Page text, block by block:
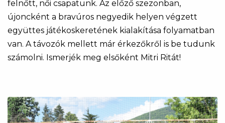
felnőtt, női csapatunk. Az előző szezonban,
újoncként a bravúros negyedik helyen végzett
együttes játékoskeretének kialakítása folyamatban
van. A távozók mellett már érkezőkről is be tudunk
számolni. Ismerjék meg elsőként Mitri Ritát!